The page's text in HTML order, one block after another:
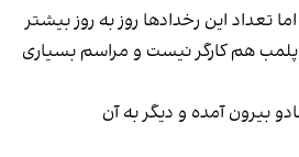
اما تعداد این رخدادها روز به روز بیشتر
هم کارگر نیست و مراسم بسیاری
بیرون آمده و دیگر به آن